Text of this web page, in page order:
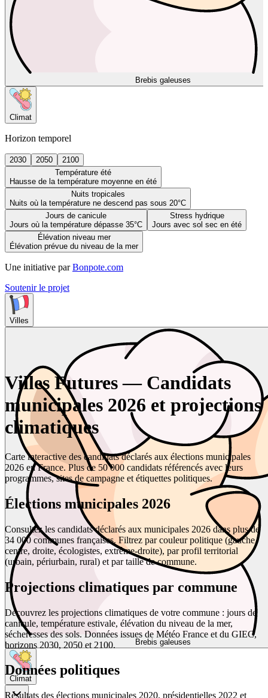
Brebis galeuses
Climat
Horizon temporel
2030 2050
2100
Température été
Hausse de la température moyenne en été
Nuits tropicales
Nuits où la température ne descend pas sous 20°C
Jours de canicule
Jours où la température dépasse 35°C
Stress hydrique
Jours avec sol sec en été
Élévation niveau mer
Élévation prévue du niveau de la mer
Une initiative par Bonpote.com
Soutenir le projet
Villes
Brebis galeuses
Climat
Villes Futures — Candidats
municipales 2026 et projections
climatiques
Carte interactive des candidats déclarés aux élections municipales
2026 en France. Plus de 50 000 candidats référencés avec leurs
programmes, sites de campagne et étiquettes politiques.
Élections municipales 2026
Consultez les candidats déclarés aux municipales 2026 dans plus de
34 000 communes françaises. Filtrez par couleur politique (gauche,
centre, droite, écologistes, extrême-droite), par profil territorial
(urbain, périurbain, rural) et par taille de commune.
Projections climatiques par commune
Découvrez les projections climatiques de votre commune : jours de
canicule, température estivale, élévation du niveau de la mer,
sécheresses des sols. Données issues de Météo France et du GIEC,
horizons 2030, 2050 et 2100.
Données politiques
Résultats des élections municipales 2020, présidentielles 2022 et